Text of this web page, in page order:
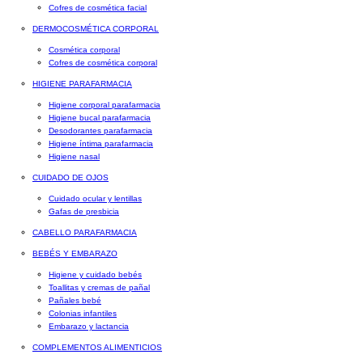
Cofres de cosmética facial
DERMOCOSMÉTICA CORPORAL
Cosmética corporal
Cofres de cosmética corporal
HIGIENE PARAFARMACIA
Higiene corporal parafarmacia
Higiene bucal parafarmacia
Desodorantes parafarmacia
Higiene íntima parafarmacia
Higiene nasal
CUIDADO DE OJOS
Cuidado ocular y lentillas
Gafas de presbicia
CABELLO PARAFARMACIA
BEBÉS Y EMBARAZO
Higiene y cuidado bebés
Toallitas y cremas de pañal
Pañales bebé
Colonias infantiles
Embarazo y lactancia
COMPLEMENTOS ALIMENTICIOS